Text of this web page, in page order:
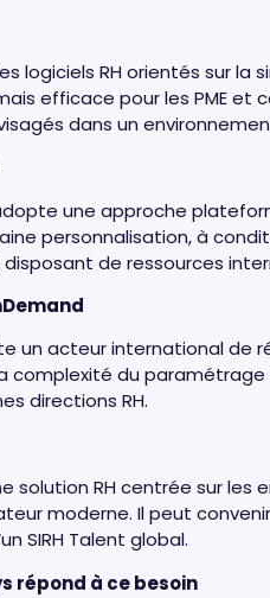
logiciels RH orientés sur
efficace pour les PME et
dans un
une approche
personnalisation, à
disposant de ressources
un acteur international de
complexité du
directions RH.
solution RH centrée sur
moderne. Il peut
SIRH Talent global.
répond à ce besoin